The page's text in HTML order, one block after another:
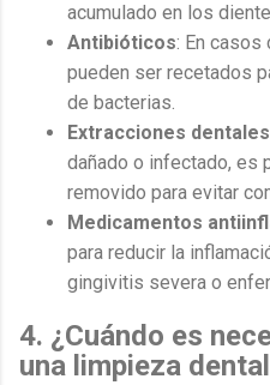
acumulado en los
Antibióticos: En
pueden ser recetados
de bacterias.
Extracciones dentales
dañado o infectado, es
removido para evitar
Medicamentos
para reducir la
gingivitis severa o
4. ¿Cuándo es
una limpieza